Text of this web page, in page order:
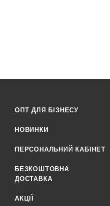
ОПТ ДЛЯ БІЗНЕСУ
НОВИНКИ
ПЕРСОНАЛЬНИЙ КАБІНЕТ
БЕЗКОШТОВНА
ДОСТАВКА
АКЦІЇ